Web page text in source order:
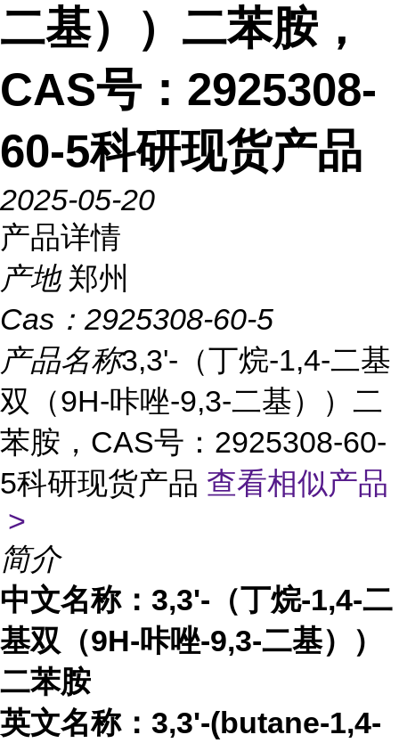
二基））二苯胺，
CAS号：2925308-
60-5科研现货产品
2025-05-20
产品详情
产地 郑州
Cas： 2925308-60-5
产品名称3,3'-（丁烷-1,4-二基
双（9H-咔唑-9,3-二基））二
苯胺，CAS号：2925308-60-
5科研现货产品 查看相似产品
>
简介
中文名称： 3,3'-（丁烷-1,4-二
基双（9H-咔唑-9,3-二基））
二苯胺
英文名称： 3,3'-(butane-1,4-